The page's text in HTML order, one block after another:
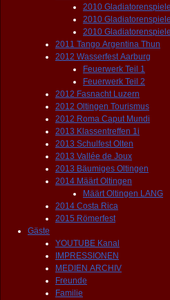
2010 Gladiatorenspiele
2010
2010
2011 Tango Argentina Thun
2012 Wasserfest Aarburg
Feuerwerk Teil 1
Feuerwerk Teil 2
2012 Fasnacht Luzern
2012 Oltingen Tourismus
2012 Roma Caput Mundi
2013 Klassentreffen 1i
2013 Schulfest Olten
2013 Vallée de Joux
2013 Bäumiges Oltingen
2014 Määrt Oltingen
Määrt Oltingen LANG
2014 Costa Rica
2015 Römerfest
Gäste
YOUTUBE Kanal
IMPRESSIONEN
MEDIEN ARCHIV
Freunde
Familie